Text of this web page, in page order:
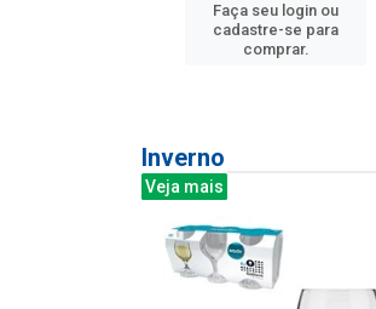
Faça seu login ou
cadastre-se para
comprar.
Inverno
Veja mais